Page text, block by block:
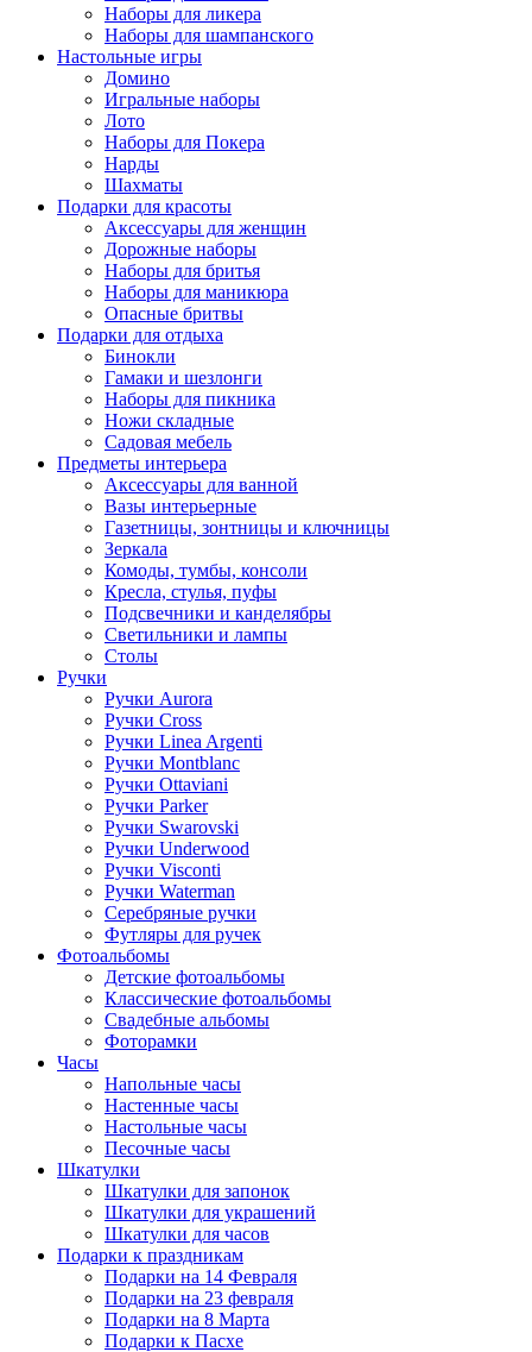
Наборы для ликера
Наборы для шампанского
Настольные игры
Домино
Игральные наборы
Лото
Наборы для Покера
Нарды
Шахматы
Подарки для красоты
Аксессуары для женщин
Дорожные наборы
Наборы для бритья
Наборы для маникюра
Опасные бритвы
Подарки для отдыха
Бинокли
Гамаки и шезлонги
Наборы для пикника
Ножи складные
Садовая мебель
Предметы интерьера
Аксессуары для ванной
Вазы интерьерные
Газетницы, зонтницы и ключницы
Зеркала
Комоды, тумбы, консоли
Кресла, стулья, пуфы
Подсвечники и канделябры
Светильники и лампы
Столы
Ручки
Ручки Aurora
Ручки Cross
Ручки Linea Argenti
Ручки Montblanc
Ручки Ottaviani
Ручки Parker
Ручки Swarovski
Ручки Underwood
Ручки Visconti
Ручки Waterman
Серебряные ручки
Футляры для ручек
Фотоальбомы
Детские фотоальбомы
Классические фотоальбомы
Свадебные альбомы
Фоторамки
Часы
Напольные часы
Настенные часы
Настольные часы
Песочные часы
Шкатулки
Шкатулки для запонок
Шкатулки для украшений
Шкатулки для часов
Подарки к праздникам
Подарки на 14 Февраля
Подарки на 23 февраля
Подарки на 8 Марта
Подарки к Пасхе